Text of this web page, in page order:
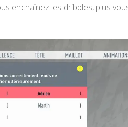
enchaînez les dribbles, plus